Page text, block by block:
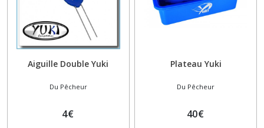
Aiguille Double Yuki
Du Pêcheur
4€
Plateau Yuki
Du Pêcheur
40€